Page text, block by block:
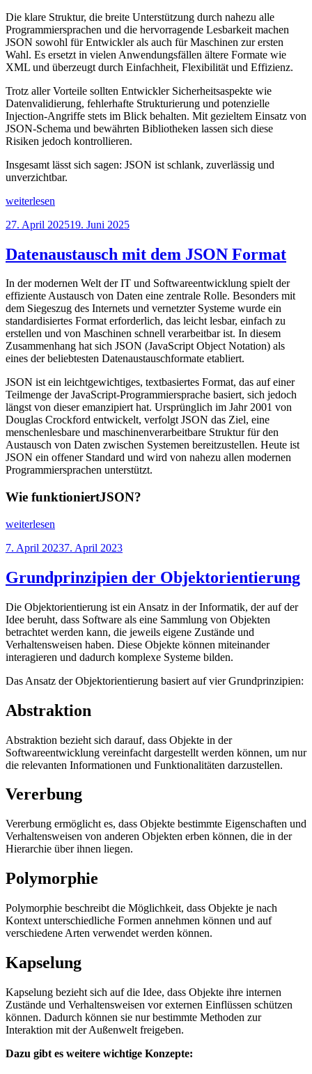
Die klare Struktur, die breite Unterstützung durch nahezu alle
Programmiersprachen und die hervorragende Lesbarkeit machen
JSON sowohl für Entwickler als auch für Maschinen zur ersten
Wahl. Es ersetzt in vielen Anwendungsfällen ältere Formate wie
XML und überzeugt durch Einfachheit, Flexibilität und Effizienz.
Trotz aller Vorteile sollten Entwickler Sicherheitsaspekte wie
Datenvalidierung, fehlerhafte Strukturierung und potenzielle
Injection-Angriffe stets im Blick behalten. Mit gezieltem Einsatz von
JSON-Schema und bewährten Bibliotheken lassen sich diese
Risiken jedoch kontrollieren.
Insgesamt lässt sich sagen: JSON ist schlank, zuverlässig und
unverzichtbar.
„JSON
Das
Datenformat
für
Datenaustausch“
weiterlesen
Veröffentlicht
27. April 202519. Juni 2025
Datenaustausch mit dem JSON Format
In der modernen Welt der IT und Softwareentwicklung spielt der
effiziente Austausch von Daten eine zentrale Rolle. Besonders mit
dem Siegeszug des Internets und vernetzter Systeme wurde ein
standardisiertes Format erforderlich, das leicht lesbar, einfach zu
erstellen und von Maschinen schnell verarbeitbar ist. In diesem
Zusammenhang hat sich JSON (JavaScript Object Notation) als
eines der beliebtesten Datenaustauschformate etabliert.
JSON ist ein leichtgewichtiges, textbasiertes Format, das auf einer
Teilmenge der JavaScript-Programmiersprache basiert, sich jedoch
längst von dieser emanzipiert hat. Ursprünglich im Jahr 2001 von
Douglas Crockford entwickelt, verfolgt JSON das Ziel, eine
menschenlesbare und maschinenverarbeitbare Struktur für den
Austausch von Daten zwischen Systemen bereitzustellen. Heute ist
JSON ein offener Standard und wird von nahezu allen modernen
Programmiersprachen unterstützt.
Wie funktioniertJSON?
„Datenaustausch
dem
Format“
weiterlesen
Veröffentlicht
7. April 20237. April 2023
Grundprinzipien der Objektorientierung
Die Objektorientierung ist ein Ansatz in der Informatik, der auf der
Idee beruht, dass Software als eine Sammlung von Objekten
betrachtet werden kann, die jeweils eigene Zustände und
Verhaltensweisen haben. Diese Objekte können miteinander
interagieren und dadurch komplexe Systeme bilden.
Das Ansatz der Objektorientierung basiert auf vier Grundprinzipien:
Abstraktion
Abstraktion bezieht sich darauf, dass Objekte in der
Softwareentwicklung vereinfacht dargestellt werden können, um nur
die relevanten Informationen und Funktionalitäten darzustellen.
Vererbung
Vererbung ermöglicht es, dass Objekte bestimmte Eigenschaften und
Verhaltensweisen von anderen Objekten erben können, die in der
Hierarchie über ihnen liegen.
Polymorphie
Polymorphie beschreibt die Möglichkeit, dass Objekte je nach
Kontext unterschiedliche Formen annehmen können und auf
verschiedene Arten verwendet werden können.
Kapselung
Kapselung bezieht sich auf die Idee, dass Objekte ihre internen
Zustände und Verhaltensweisen vor externen Einflüssen schützen
können. Dadurch können sie nur bestimmte Methoden zur
Interaktion mit der Außenwelt freigeben.
Dazu gibt es weitere wichtige Konzepte: